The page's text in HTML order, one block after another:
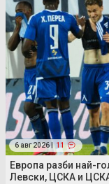
6 авг 2026 | 11
Европа разби най-
Левски, ЦСКА и